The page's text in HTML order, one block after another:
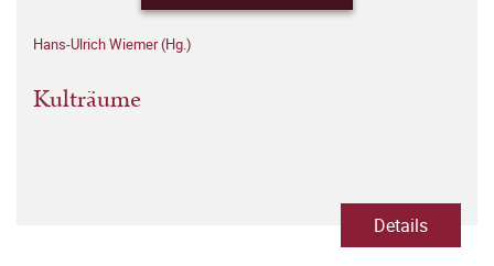
Hans-Ulrich Wiemer (Hg.)
Kulträume
Details